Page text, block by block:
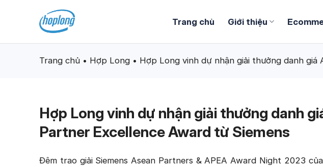
Trang chủ Giới thiệu
Trang chủ • Hợp Long • Hợp Long vinh dự nhận giải thưởng danh giá
Hợp Long vinh dự nhận giải thưởng danh
Partner Excellence Award từ Siemens
Đêm trao giải Siemens Asean Partners & APEA Award Night 2023